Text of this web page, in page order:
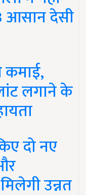
आसान देसी
लगाने के
दो नए
उन्नत